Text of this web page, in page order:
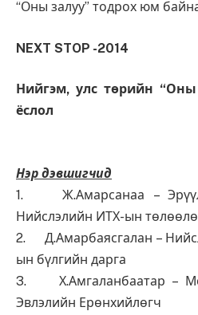
“Оны залуу” тодрох юм
NEXT STOP -2014
Нийгэм, улс төрийн “Оны
ёслол
Нэр дэвшигчид
1. Ж.Амарсанаа –
Нийслэлийн ИТХ-ын
2. Д.Амарбаясгалан –
ын бүлгийн дарга
3. Х.Амгаланбаатар –
Эвлэлийн Ерөнхийлөгч